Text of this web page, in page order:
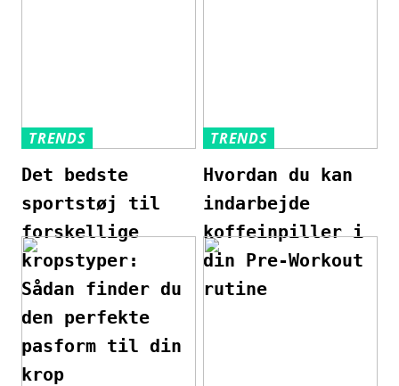
TRENDS
Det bedste
sportstøj til
forskellige
kropstyper:
Sådan finder du
den perfekte
pasform til din
krop
TRENDS
Hvordan du kan
indarbejde
koffeinpiller i
din Pre-Workout
rutine